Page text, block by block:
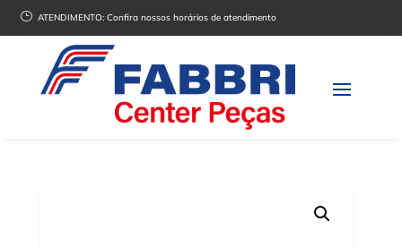
} ATENDIMENTO:Confira nossos horários de atendimento